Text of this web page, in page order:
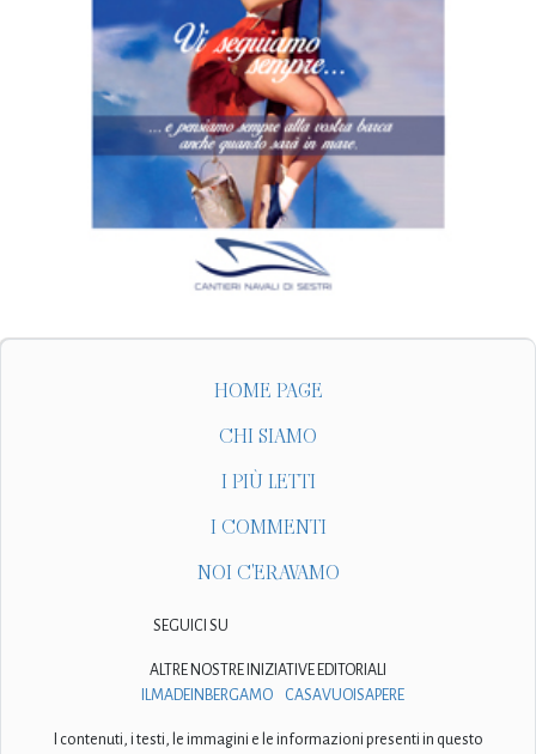
HOME PAGE
CHI SIAMO
I PIÙ LETTI
I COMMENTI
NOI C'ERAVAMO
SEGUICI SU
ALTRE NOSTRE INIZIATIVE EDITORIALI
ILMADEINBERGAMO
CASAVUOISAPERE
I contenuti, i testi, le immagini e le informazioni presenti in questo